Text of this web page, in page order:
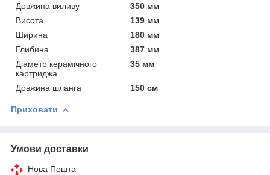
Довжина виливу
350 мм
Висота
139 мм
Ширина
180 мм
Глибина
387 мм
Діаметр керамічного
картриджа
35 мм
Довжина шланга 150 см
Приховати
Умови доставки
Нова Пошта